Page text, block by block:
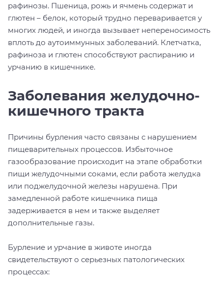
рафинозы. Пшеница, рожь и ячмень содержат и
глютен – белок, который трудно переваривается у
многих людей, и иногда вызывает непереносимость
вплоть до аутоиммунных заболеваний. Клетчатка,
рафиноза и глютен способствуют распиранию и
урчанию в кишечнике.
Заболевания желудочно-
кишечного тракта
Причины бурления часто связаны с нарушением
пищеварительных процессов. Избыточное
газообразование происходит на этапе обработки
пищи желудочными соками, если работа желудка
или поджелудочной железы нарушена. При
замедленной работе кишечника пища
задерживается в нем и также выделяет
дополнительные газы.
Бурление и урчание в животе иногда
свидетельствуют о серьезных патологических
процессах: